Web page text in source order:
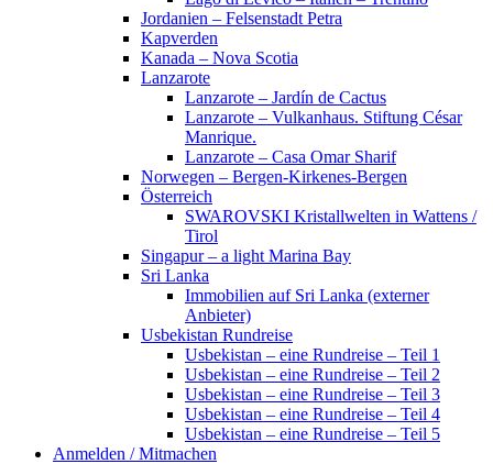
Jordanien – Felsenstadt Petra
Kapverden
Kanada – Nova Scotia
Lanzarote
Lanzarote – Jardín de Cactus
Lanzarote – Vulkanhaus. Stiftung César
Manrique.
Lanzarote – Casa Omar Sharif
Norwegen – Bergen-Kirkenes-Bergen
Österreich
SWAROVSKI Kristallwelten in Wattens /
Tirol
Singapur – a light Marina Bay
Sri Lanka
Immobilien auf Sri Lanka (externer
Anbieter)
Usbekistan Rundreise
Usbekistan – eine Rundreise – Teil 1
Usbekistan – eine Rundreise – Teil 2
Usbekistan – eine Rundreise – Teil 3
Usbekistan – eine Rundreise – Teil 4
Usbekistan – eine Rundreise – Teil 5
Anmelden / Mitmachen